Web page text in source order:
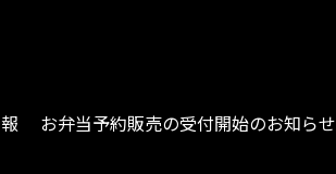
お弁当予約販売の受付開始のお知らせ